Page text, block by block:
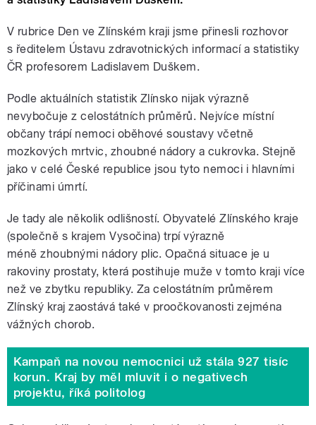
V rubrice Den ve Zlínském kraji jsme přinesli rozhovor
s ředitelem Ústavu zdravotnických informací a statistiky
ČR profesorem Ladislavem Duškem.
Podle aktuálních statistik Zlínsko nijak výrazně
nevybočuje z celostátních průměrů. Nejvíce místní
občany trápí nemoci oběhové soustavy včetně
mozkových mrtvic, zhoubné nádory a cukrovka. Stejně
jako v celé České republice jsou tyto nemoci i hlavními
příčinami úmrtí.
Je tady ale několik odlišností. Obyvatelé Zlínského kraje
(společně s krajem Vysočina) trpí výrazně
méně zhoubnými nádory plic. Opačná situace je u
rakoviny prostaty, která postihuje muže v tomto kraji více
než ve zbytku republiky. Za celostátním průměrem
Zlínský kraj zaostává také v proočkovanosti zejména
vážných chorob.
Kampaň na novou nemocnici už stála 927 tisíc
korun. Kraj by měl mluvit i o negativech
projektu, říká politolog